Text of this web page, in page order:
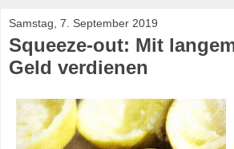
Samstag, 7. September 2019
Squeeze-out: Mit
Geld verdienen